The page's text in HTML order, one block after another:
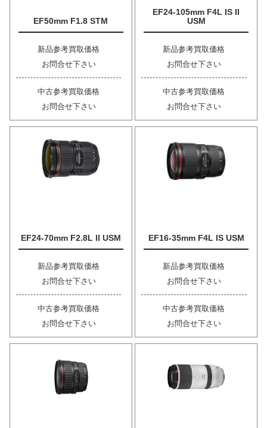
EF50mm F1.8 STM
新品参考買取価格
お問合せ下さい
中古参考買取価格
お問合せ下さい
EF24-105mm F4L IS II
USM
新品参考買取価格
お問合せ下さい
中古参考買取価格
お問合せ下さい
EF24-70mm F2.8L II USM
新品参考買取価格
お問合せ下さい
中古参考買取価格
お問合せ下さい
EF16-35mm F4L IS USM
新品参考買取価格
お問合せ下さい
中古参考買取価格
お問合せ下さい